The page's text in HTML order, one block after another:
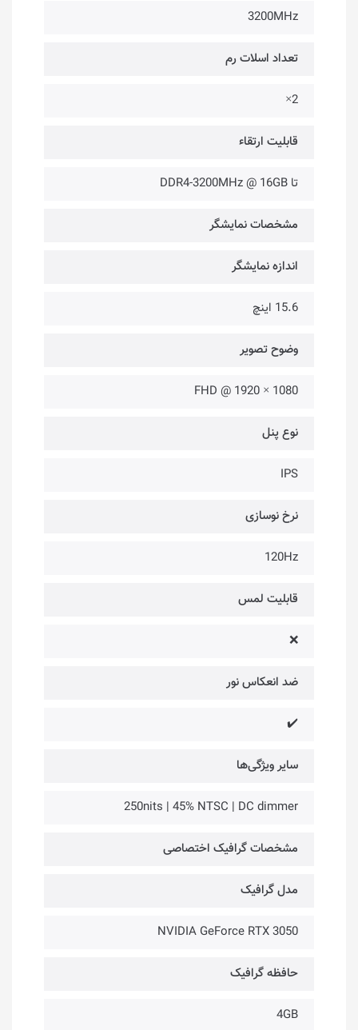
3200MHz
تعداد اسلات رم
2×
قابلیت ارتقاء
تا DDR4-3200MHz @ 16GB
مشخصات نمایشگر
اندازه نمایشگر
15.6 اینچ
وضوح تصویر
1080 × 1920 @ FHD
نوع پنل
IPS
نرخ نوسازی
120Hz
قابلیت لمس
❌
ضد انعکاس نور
✔️
سایر ویژگی‌ها
250nits | 45% NTSC | DC dimmer
مشخصات گرافیک اختصاصی
مدل گرافیک
NVIDIA GeForce RTX 3050
حافظه گرافیک
4GB